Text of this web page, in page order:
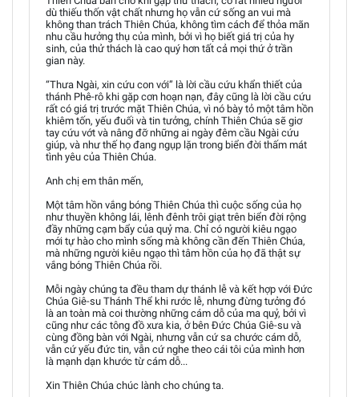
dù thiếu thốn vật chất nhưng họ vẫn cứ sống an vui mà
không than trách Thiên Chúa, không tìm cách để thỏa mãn
nhu cầu hưởng thụ của mình, bởi vì họ biết giá trị của hy
sinh, của thử thách là cao quý hơn tất cả mọi thứ ở trần
gian này.
“Thưa Ngài, xin cứu con với” là lời cầu cứu khẩn thiết của
thánh Phê-rô khi gặp cơn hoạn nạn, đây cũng là lời cầu cứu
rất có giá trị trước mặt Thiên Chúa, vì nó bày tỏ một tâm hồn
khiêm tốn, yếu đuối và tin tưởng, chính Thiên Chúa sẽ giơ
tay cứu vớt và nâng đỡ những ai ngày đêm cầu Ngài cứu
giúp, và như thế họ đang ngụp lặn trong biển đời thấm mát
tình yêu của Thiên Chúa.
Anh chị em thân mến,
Một tâm hồn vắng bóng Thiên Chúa thì cuộc sống của họ
như thuyền không lái, lênh đênh trôi giạt trên biển đời rộng
đầy những cạm bẩy của quỷ ma. Chỉ có người kiêu ngạo
mới tự hào cho mình sống mà không cần đến Thiên Chúa,
mà những người kiêu ngạo thì tâm hồn của họ đã thật sự
vắng bóng Thiên Chúa rồi.
Mỗi ngày chúng ta đều tham dự thánh lễ và kết hợp với Đức
Chúa Giê-su Thánh Thể khi rước lễ, nhưng đừng tưởng đó
là an toàn mà coi thường những cám dỗ của ma quỷ, bởi vì
cũng như các tông đồ xưa kia, ở bên Đức Chúa Giê-su và
cùng đồng bàn với Ngài, nhưng vẫn cứ sa chước cám dỗ,
vẫn cứ yếu đức tin, vẫn cứ nghe theo cái tôi của mình hơn
là mạnh dạn khước từ cám dỗ...
Xin Thiên Chúa chúc lành cho chúng ta.